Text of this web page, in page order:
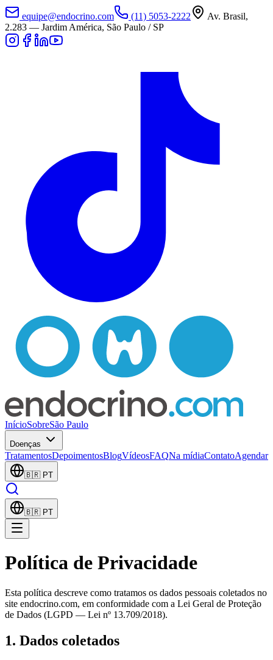
equipe@endocrino.com (11) 5053-2222
Av. Brasil,
2.283 — Jardim América, São Paulo / SP
InícioSobreSão Paulo
Doenças
TratamentosDepoimentosBlogVídeosFAQNa mídiaContatoAgendar
🇧🇷 PT
🇧🇷 PT
Política de Privacidade
Esta política descreve como tratamos os dados pessoais coletados no
site endocrino.com, em conformidade com a Lei Geral de Proteção
de Dados (LGPD — Lei nº 13.709/2018).
1. Dados coletados